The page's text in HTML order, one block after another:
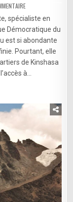
SUR
L’EAU
:
« L’OR
CLAIR »
NOUS
FAUT
PROTÉGER
spécialiste en
Démocratique du
est si abondante
Pourtant, elle
de Kinshasa
à…